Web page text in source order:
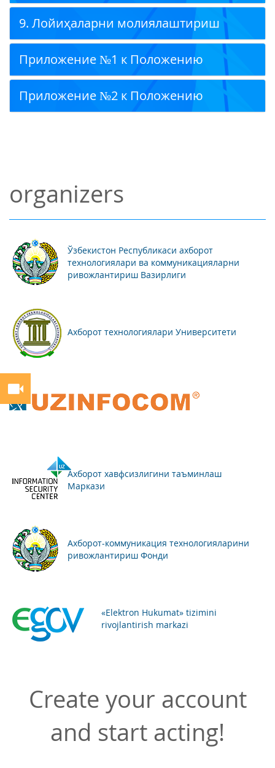
9. Лойиҳаларни молиялаштириш
Приложение №1 к Положению
Приложение №2 к Положению
organizers
Ўзбекистон Республикаси ахборот
технологиялари ва коммуникацияларни
ривожлантириш Вазирлиги
Ахборот технологиялари Университети
Ахборот хавфсизлигини таъминлаш
Маркази
Ахборот-коммуникация технологияларини
ривожлантириш Фонди
«Elektron Hukumat» tizimini
rivojlantirish markazi
Create your account
and start acting!